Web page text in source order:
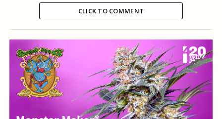
CLICK TO COMMENT